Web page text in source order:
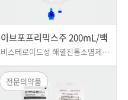
이브포프리믹스주 200mL/백
비스테로이드성 해열진통소염제
(NSAID)
전문의약품